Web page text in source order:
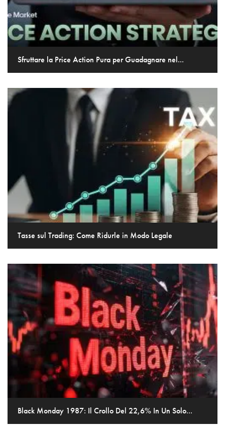
Sfruttare la Price Action Pura per Guadagnare nel...
Tasse sul Trading: Come Ridurle in Modo Legale
Black Monday 1987: Il Crollo Del 22,6% In Un Solo...